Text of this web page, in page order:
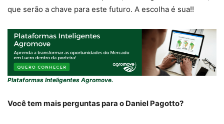
que serão a chave para este futuro. A escolha é sua!!
Plataformas Inteligentes Agromove.
Você tem mais perguntas para o Daniel Pagotto?